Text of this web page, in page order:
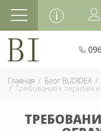
Главная Блог BUDIDEA
Требования к перилам